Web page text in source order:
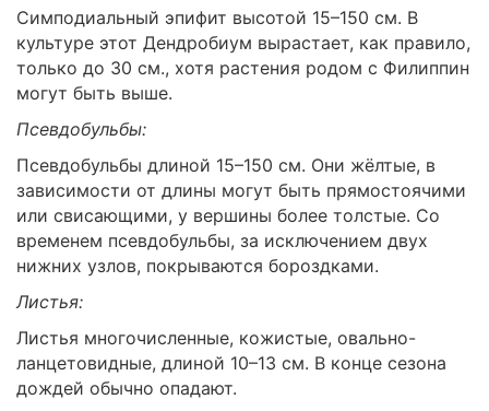
Симподиальный эпифит высотой 15–150 см. В
культуре этот Дендробиум вырастает, как правило,
только до 30 см., хотя растения родом с Филиппин
могут быть выше.
Псевдобульбы:
Псевдобульбы длиной 15–150 см. Они жёлтые, в
зависимости от длины могут быть прямостоячими
или свисающими, у вершины более толстые. Со
временем псевдобульбы, за исключением двух
нижних узлов, покрываются бороздками.
Листья:
Листья многочисленные, кожистые, овально-
ланцетовидные, длиной 10–13 см. В конце сезона
дождей обычно опадают.